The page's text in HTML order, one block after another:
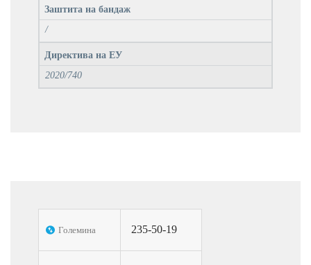
Заштита на бандаж
/
Директива на ЕУ
2020/740
Големина 235-50-19